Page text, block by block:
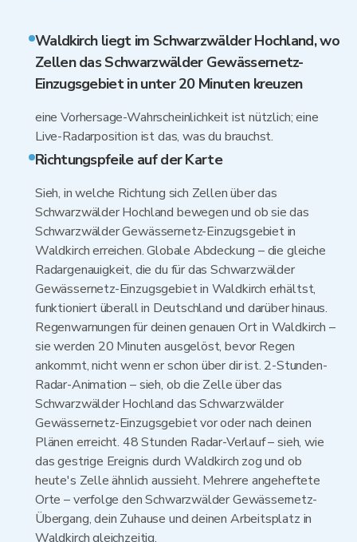
Waldkirch liegt im Schwarzwälder Hochland, wo
Zellen das Schwarzwälder Gewässernetz-
Einzugsgebiet in unter 20 Minuten kreuzen
eine Vorhersage-Wahrscheinlichkeit ist nützlich; eine
Live-Radarposition ist das, was du brauchst.
Richtungspfeile auf der Karte
Sieh, in welche Richtung sich Zellen über das
Schwarzwälder Hochland bewegen und ob sie das
Schwarzwälder Gewässernetz-Einzugsgebiet in
Waldkirch erreichen. Globale Abdeckung – die gleiche
Radargenauigkeit, die du für das Schwarzwälder
Gewässernetz-Einzugsgebiet in Waldkirch erhältst,
funktioniert überall in Deutschland und darüber hinaus.
Regenwarnungen für deinen genauen Ort in Waldkirch –
sie werden 20 Minuten ausgelöst, bevor Regen
ankommt, nicht wenn er schon über dir ist. 2-Stunden-
Radar-Animation – sieh, ob die Zelle über das
Schwarzwälder Hochland das Schwarzwälder
Gewässernetz-Einzugsgebiet vor oder nach deinen
Plänen erreicht. 48 Stunden Radar-Verlauf – sieh, wie
das gestrige Ereignis durch Waldkirch zog und ob
heute's Zelle ähnlich aussieht. Mehrere angeheftete
Orte – verfolge den Schwarzwälder Gewässernetz-
Übergang, dein Zuhause und deinen Arbeitsplatz in
Waldkirch gleichzeitig.